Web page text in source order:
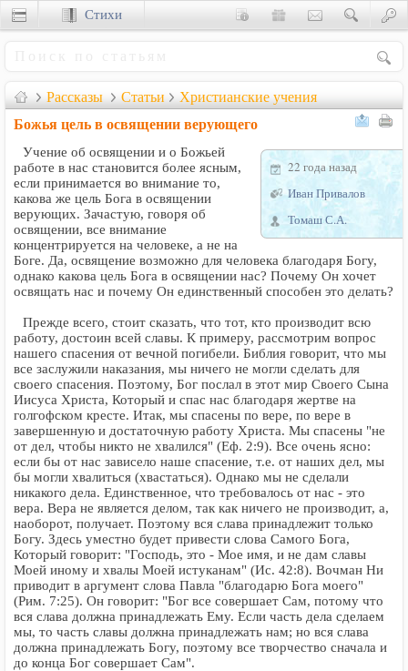
Рассказы Статьи Христианские учения
Божья цель в освящении верующего
22 года назад
Иван Привалов
Томаш С.А.
Учение об освящении и о Божьей
работе в нас становится более ясным,
если принимается во внимание то,
какова же цель Бога в освящении
верующих. Зачастую, говоря об
освящении, все внимание
концентрируется на человеке, а не на
Боге. Да, освящение возможно для человека благодаря Богу,
однако какова цель Бога в освящении нас? Почему Он хочет
освящать нас и почему Он единственный способен это делать?
Прежде всего, стоит сказать, что тот, кто производит всю
работу, достоин всей славы. К примеру, рассмотрим вопрос
нашего спасения от вечной погибели. Библия говорит, что мы
все заслужили наказания, мы ничего не могли сделать для
своего спасения. Поэтому, Бог послал в этот мир Своего Сына
Иисуса Христа, Который и спас нас благодаря жертве на
голгофском кресте. Итак, мы спасены по вере, по вере в
завершенную и достаточную работу Христа. Мы спасены "не
от дел, чтобы никто не хвалился" (Еф. 2:9). Все очень ясно:
если бы от нас зависело наше спасение, т.е. от наших дел, мы
бы могли хвалиться (хвастаться). Однако мы не сделали
никакого дела. Единственное, что требовалось от нас - это
вера. Вера не является делом, так как ничего не производит, а,
наоборот, получает. Поэтому вся слава принадлежит только
Богу. Здесь уместно будет привести слова Самого Бога,
Который говорит: "Господь, это - Мое имя, и не дам славы
Моей иному и хвалы Моей истуканам" (Ис. 42:8). Вочман Ни
приводит в аргумент слова Павла "благодарю Бога моего"
(Рим. 7:25). Он говорит: "Бог все совершает Сам, потому что
вся слава должна принадлежать Ему. Если часть дела сделаем
мы, то часть славы должна принадлежать нам; но вся слава
должна принадлежать Богу, поэтому все творчество сначала и
до конца Бог совершает Сам".
Стихи